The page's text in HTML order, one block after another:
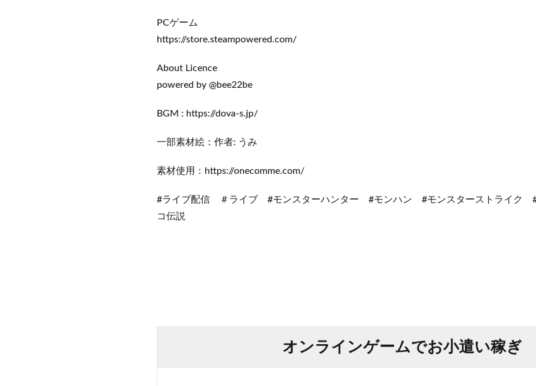
PCゲーム
https://store.steampowered.com/
About Licence
powered by @bee22be
BGM : https://dova-s.jp/
一部素材絵：作者: うみ
素材使用：https://onecomme.com/
#ライブ配信 ＃ライブ #モンスターハンター #モンハン #モンスターストライク
コ伝説
オンラインゲームでお小遣い稼ぎ